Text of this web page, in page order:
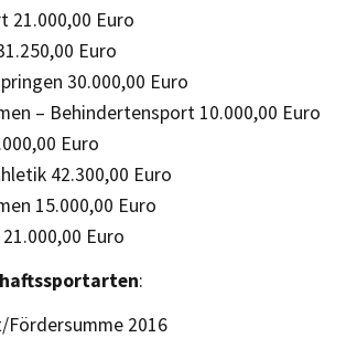
21.000,00 Euro
Euro
30.000,00 Euro
– Behindertensport 10.000,00 Euro
Euro
42.300,00 Euro
15.000,00 Euro
Euro
:
2016